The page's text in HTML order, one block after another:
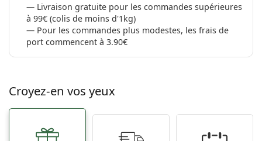
Livraison gratuite pour les commandes supérieures
à 99€ (colis de moins d'1kg)
Pour les commandes plus modestes, les frais de
port commencent à 3.90€
Croyez-en vos yeux